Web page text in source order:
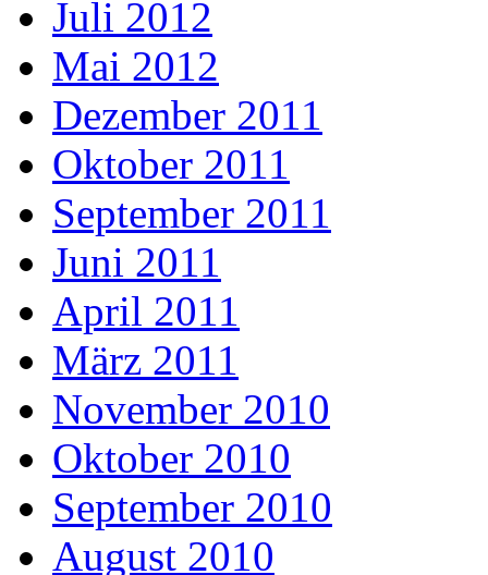
Juli 2012
Mai 2012
Dezember 2011
Oktober 2011
September 2011
Juni 2011
April 2011
März 2011
November 2010
Oktober 2010
September 2010
August 2010